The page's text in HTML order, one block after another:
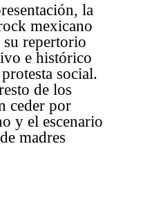
la
mexicano
repertorio
e histórico
social.
de los
ceder por
y el escenario
madres